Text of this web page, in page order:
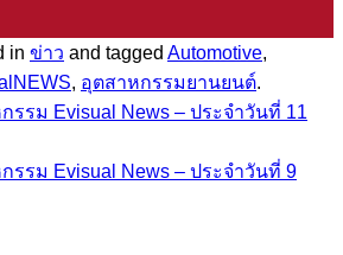
in ข่าว and tagged Automotive,
, อุตสาหกรรมยานยนต์.
รรม Evisual News – ประจำวันที่ 11
รรม Evisual News – ประจำวันที่ 9